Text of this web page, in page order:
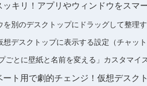
キリ！アプリやウィンドウをスマ
を別のデスクトップにドラッグして整理
デスクトップに表示する設定（チャット
ごとに壁紙と名前を変える」カスタマイ
ト用で劇的チェンジ！仮想デスク